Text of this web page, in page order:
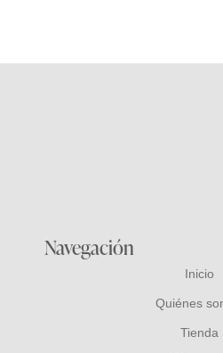
Navegación
Inicio
Quiénes
Tienda